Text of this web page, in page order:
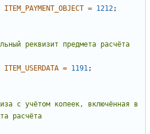
ITEM_PAYMENT_OBJECT = 1212;
ITEM_USERDATA = 1191;